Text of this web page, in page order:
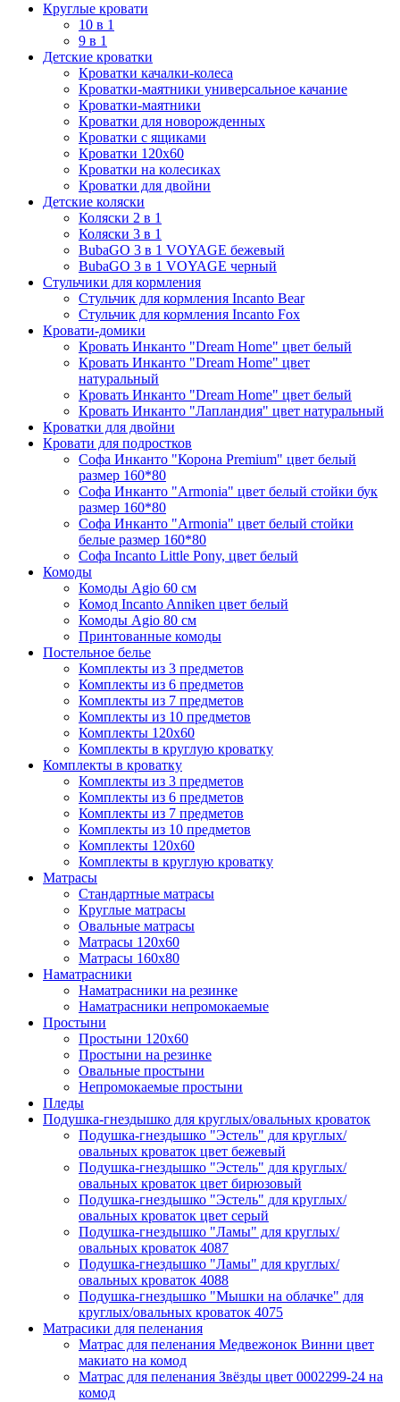
Круглые кровати
10 в 1
9 в 1
Детские кроватки
Кроватки качалки-колеса
Кроватки-маятники универсальное качание
Кроватки-маятники
Кроватки для новорожденных
Кроватки с ящиками
Кроватки 120х60
Кроватки на колесиках
Кроватки для двойни
Детские коляски
Коляски 2 в 1
Коляски 3 в 1
BubaGO 3 в 1 VOYAGE бежевый
BubaGO 3 в 1 VOYAGE черный
Стульчики для кормления
Стульчик для кормления Incanto Bear
Стульчик для кормления Incanto Fox
Кровати-домики
Кровать Инканто "Dream Home" цвет белый
Кровать Инканто "Dream Home" цвет
натуральный
Кровать Инканто "Dream Home" цвет белый
Кровать Инканто "Лапландия" цвет натуральный
Кроватки для двойни
Кровати для подростков
Софа Инканто "Корона Premium" цвет белый
размер 160*80
Софа Инканто "Armonia" цвет белый стойки бук
размер 160*80
Софа Инканто "Armonia" цвет белый стойки
белые размер 160*80
Софа Incanto Little Pony, цвет белый
Комоды
Комоды Agio 60 см
Комод Incanto Anniken цвет белый
Комоды Agio 80 см
Принтованные комоды
Постельное белье
Комплекты из 3 предметов
Комплекты из 6 предметов
Комплекты из 7 предметов
Комплекты из 10 предметов
Комплекты 120х60
Комплекты в круглую кроватку
Комплекты в кроватку
Комплекты из 3 предметов
Комплекты из 6 предметов
Комплекты из 7 предметов
Комплекты из 10 предметов
Комплекты 120х60
Комплекты в круглую кроватку
Матрасы
Стандартные матрасы
Круглые матрасы
Овальные матрасы
Матрасы 120х60
Матрасы 160х80
Наматрасники
Наматрасники на резинке
Наматрасники непромокаемые
Простыни
Простыни 120х60
Простыни на резинке
Овальные простыни
Непромокаемые простыни
Пледы
Подушка-гнездышко для круглых/овальных кроваток
Подушка-гнездышко "Эстель" для круглых/
овальных кроваток цвет бежевый
Подушка-гнездышко "Эстель" для круглых/
овальных кроваток цвет бирюзовый
Подушка-гнездышко "Эстель" для круглых/
овальных кроваток цвет серый
Подушка-гнездышко "Ламы" для круглых/
овальных кроваток 4087
Подушка-гнездышко "Ламы" для круглых/
овальных кроваток 4088
Подушка-гнездышко "Мышки на облачке" для
круглых/овальных кроваток 4075
Матрасики для пеленания
Матрас для пеленания Медвежонок Винни цвет
макиато на комод
Матрас для пеленания Звёзды цвет 0002299-24 на
комод